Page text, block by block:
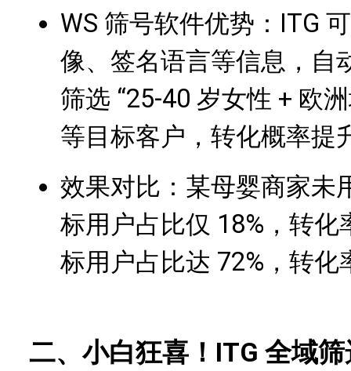
WS 筛号软件优势：ITG
像、签名语言等信息，自
筛选 “25-40 岁女性 + 欧
等目标客户，转化概率提
效果对比：某母婴商家未
标用户占比仅 18%，转化
标用户占比达 72%，转化
二、小白狂喜！ITG 全域